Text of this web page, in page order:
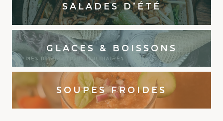
SALADES D’ÉTÉ
GLACES & BOISSONS
SOUPES FROIDES